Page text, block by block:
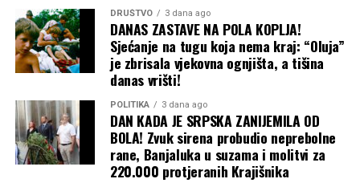
DRUŠTVO 3 dana ago
DANAS ZASTAVE NA POLA KOPLJA!
Sjećanje na tugu koja nema kraj: “Oluja”
je zbrisala vjekovna ognjišta, a tišina
danas vrišti!
POLITIKA 3 dana ago
DAN KADA JE SRPSKA ZANIJEMILA OD
BOLA! Zvuk sirena probudio neprebolne
rane, Banjaluka u suzama i molitvi za
220.000 protjeranih Krajišnika